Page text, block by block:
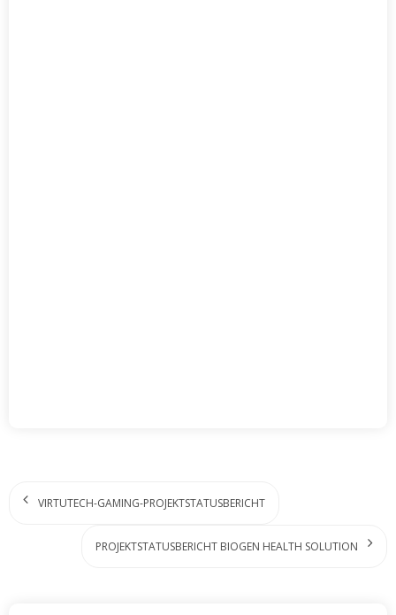
VIRTUTECH-GAMING-PROJEKTSTATUSBERICHT
PROJEKTSTATUSBERICHT BIOGEN HEALTH SOLUTION